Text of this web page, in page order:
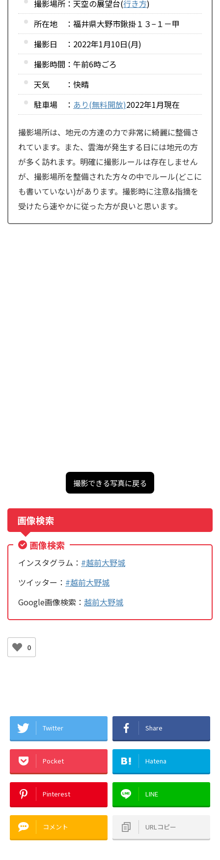
撮影場所：天空の展望台(行き方)
所在地 ：福井県大野市鍬掛１３−１－甲
撮影日 ：2022年1月10日(月)
撮影時間：午前6時ごろ
天気 ：快晴
駐車場 ： あり(無料開放)2022年1月現在
撮影場所は、地元の方達の力で非常に綺麗に整備さ
れています。また、雲海が発生する日には地元の方
が多く訪れます。明確に撮影ルールは存在しません
が、撮影場所を整備された方々の中でルール(どこに
も書いていない)があります。撮影時に注意&指摘を
受けたら速やかに従った方が良いと思います。
撮影できる写真に戻る
画像検索
画像検索
インスタグラム： #越前大野城
ツイッター： #越前大野城
Google画像検索： 越前大野城
0
Twitter Share
Pocket Hatena
Pinterest LINE
コメント URLコピー